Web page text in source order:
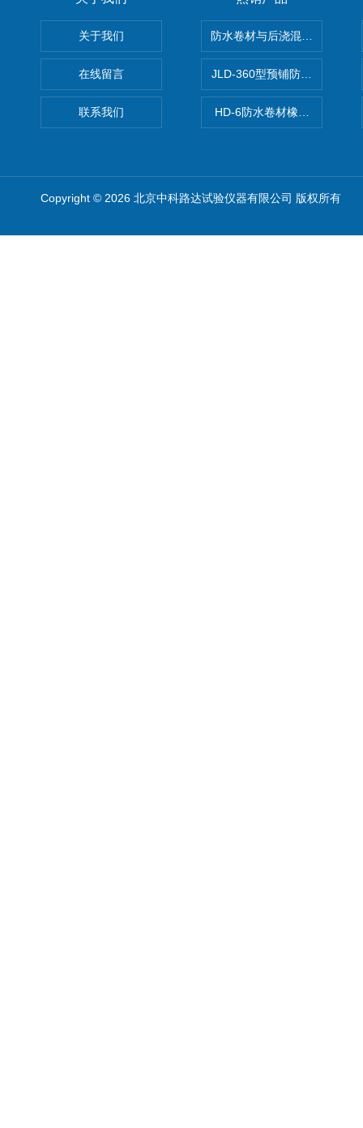
关于我们
在线留言
联系我们
防水卷材与后浇混凝土剥离强
JLD-360型预铺防水卷材抗冲
HD-6防水卷材橡胶测厚仪
Copyright © 2026 北京中科路达试验仪器有限公司 版权所有